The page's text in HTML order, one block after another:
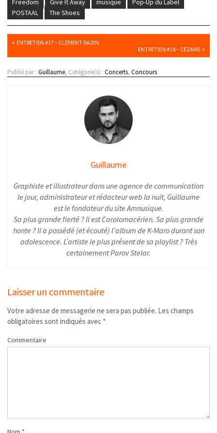
Freedom
Give It Away musique
Pop-Up du Label
POSTAAL
The Shoes
« ENTRETIEN #17 – CLÉMENT BAZIN
ENTRETIEN #18 – CÉZAIRE »
Publié par : Guillaume, Catégorie(s) : Concerts, Concours
Guillaume
Graphiste et illustrateur dans une agence de communication
le jour, administrateur et rédacteur web la nuit, Guillaume
est le fondateur du site Amnusique.
Sa plus grande fierté ? Il est Carolomacérien. Sa plus grande
honte ? Il a possédé (et écouté) l’album de K-Maro durant son
adolescence. L’artiste le plus présent de sa playlist ? Très
certainement Parov Stelar.
Laisser un commentaire
Votre adresse de messagerie ne sera pas publiée. Les champs
obligatoires sont indiqués avec *
Commentaire